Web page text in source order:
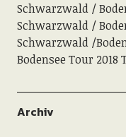
Schwarzwald /
Schwarzwald /
Schwarzwald /
Bodensee Tour 2018
Archiv